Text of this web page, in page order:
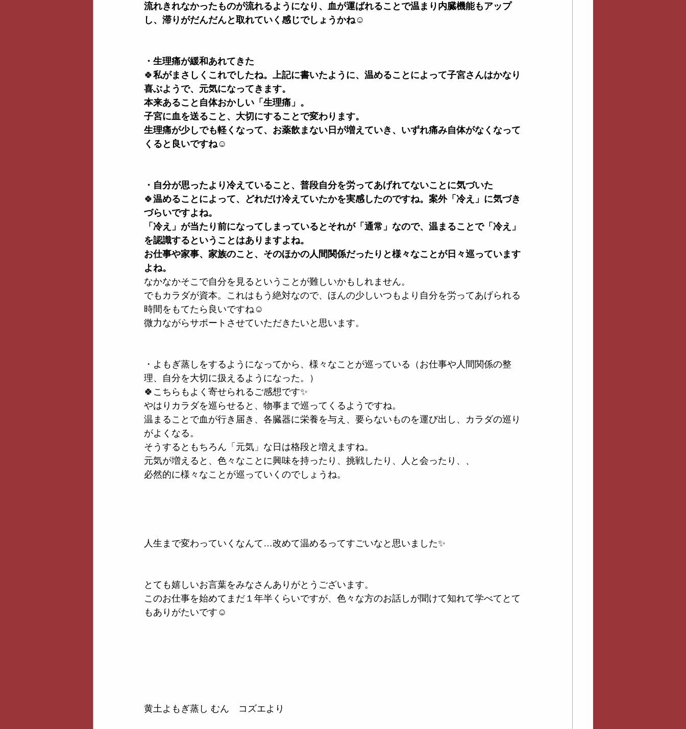
流れきれなかったものが流れるようになり、血が運ばれることで温まり内臓機能もアップ
し、滞りがだんだんと取れていく感じでしょうかね☺️
・生理痛が緩和あれてきた
🍀私がまさしくこれでしたね。上記に書いたように、温めることによって子宮さんはかなり
喜ぶようで、元気になってきます。
本来あること自体おかしい「生理痛」。
子宮に血を送ること、大切にすることで変わります。
生理痛が少しでも軽くなって、お薬飲まない日が増えていき、いずれ痛み自体がなくなって
くると良いですね☺️
・自分が思ったより冷えていること、普段自分を労ってあげれてないことに気づいた
🍀温めることによって、どれだけ冷えていたかを実感したのですね。案外「冷え」に気づき
づらいですよね。
「冷え」が当たり前になってしまっているとそれが「通常」なので、温まることで「冷え」
を認識するということはありますよね。
お仕事や家事、家族のこと、そのほかの人間関係だったりと様々なことが日々巡っています
よね。
なかなかそこで自分を見るということが難しいかもしれません。
でもカラダが資本。これはもう絶対なので、ほんの少しいつもより自分を労ってあげられる
時間をもてたら良いですね☺️
微力ながらサポートさせていただきたいと思います。
・よもぎ蒸しをするようになってから、様々なことが巡っている（お仕事や人間関係の整
理、自分を大切に扱えるようになった。）
🍀こちらもよく寄せられるご感想です✨
やはりカラダを巡らせると、物事まで巡ってくるようですね。
温まることで血が行き届き、各臓器に栄養を与え、要らないものを運び出し、カラダの巡り
がよくなる。
そうするともちろん「元気」な日は格段と増えますね。
元気が増えると、色々なことに興味を持ったり、挑戦したり、人と会ったり、、
必然的に様々なことが巡っていくのでしょうね。
人生まで変わっていくなんて…改めて温めるってすごいなと思いました✨
とても嬉しいお言葉をみなさんありがとうございます。
このお仕事を始めてまだ１年半くらいですが、色々な方のお話しが聞けて知れて学べてとて
もありがたいです☺️
黄土よもぎ蒸し むん　コズエより